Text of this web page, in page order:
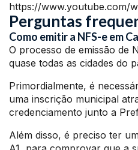
https://www.youtube.com/
Perguntas
Como emitir a NFS-e em
O processo de emissão de
quase todas as cidades do
Primordialmente, é
uma inscrição municipal
credenciamento junto a
Além disso, é preciso ter